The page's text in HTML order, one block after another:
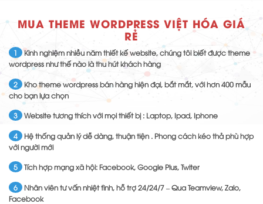
MUA THEME WORDPRESS VIỆT HÓA GIÁ
RẺ
1
Kinh nghiệm nhiều năm thiết kế website, chúng tôi biết được theme
wordpress như thế nào là thu hút khách hàng
2
Kho theme wordpress bán hàng hiện đại, bắt mắt, với hơn 400 mẫu
cho bạn lựa chọn
3 Website tương thích với mọi thiết bị : Laptop, Ipad, Iphone
4
Hệ thống quản lý dễ dàng, thuận tiện . Phong cách kéo thả phù hợp
với người mới
5 Tích hợp mạng xã hội: Facebook, Google Plus, Twiter
6
Nhân viên tư vấn nhiệt tình, hỗ trợ 24/24/7 – Qua Teamview, Zalo,
Facebook